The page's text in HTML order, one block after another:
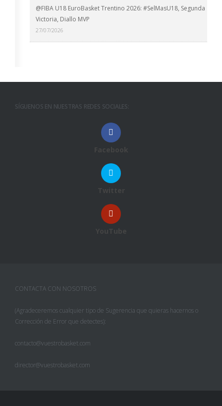
@FIBA U18 EuroBasket Trentino 2026: #SelMasU18, Segunda
Victoria, Diallo MVP
27/07/2026
SÍGUENOS EN NUESTRAS REDES SOCIALES:
Facebook
Twitter
YouTube
CONTACTA CON NOSOTROS
(Agradeceremos cualquier tipo de Sugerencia que quieras hacernos o
Corrección de Error que detectes):
contacto@vuestrobasket.com
director@vuestrobasket.com